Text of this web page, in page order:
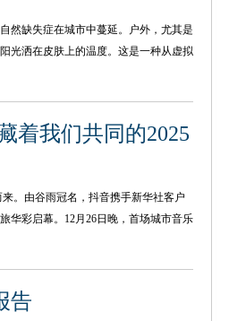
然缺失症在城市中蔓延。户外，尤其是
光洒在皮肤上的温度。这是一种从虚拟
着我们共同的2025
。由谷雨冠名，抖音携手新华社客户
华彩启幕。12月26日晚，首场城市音乐
告